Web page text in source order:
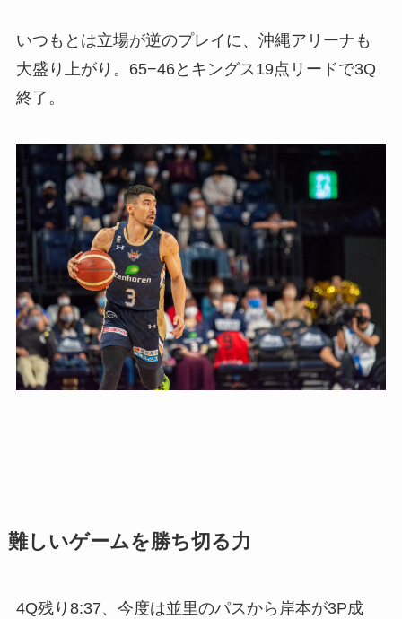
いつもとは立場が逆のプレイに、沖縄アリーナも
大盛り上がり。65−46とキングス19点リードで3Q
終了。
難しいゲームを勝ち切る力
4Q残り8:37、今度は並里のパスから岸本が3P成